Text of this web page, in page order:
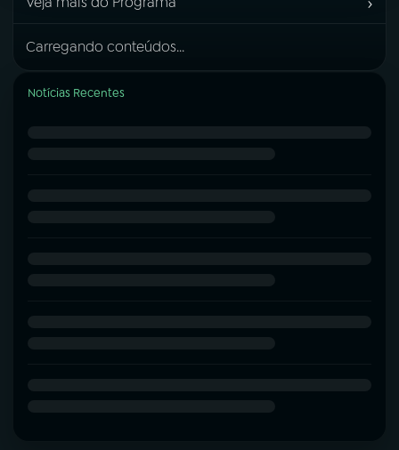
Carregando conteúdos...
Notícias Recentes